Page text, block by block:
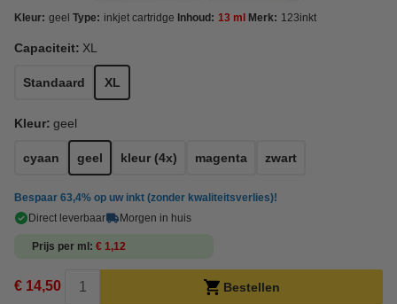
Kleur: geel Type: inkjet cartridge Inhoud: 13 ml Merk: 123inkt
Capaciteit: XL
Standaard XL
Kleur: geel
cyaan geel kleur (4x) magenta zwart
Bespaar 63,4% op uw inkt (zonder kwaliteitsverlies)!
Direct leverbaar
Morgen in huis
Prijs per ml € 1,12
€ 14,50 Bestellen